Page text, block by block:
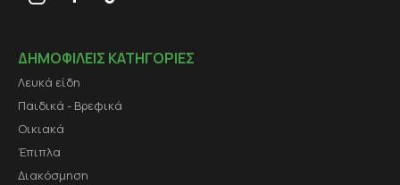
ΔΗΜΟΦΙΛΕΙΣ ΚΑΤΗΓΟΡΙΕΣ
Λευκά είδη
Παιδικά - Βρεφικά
Οικιακά
Έπιπλα
Διακόσμηση